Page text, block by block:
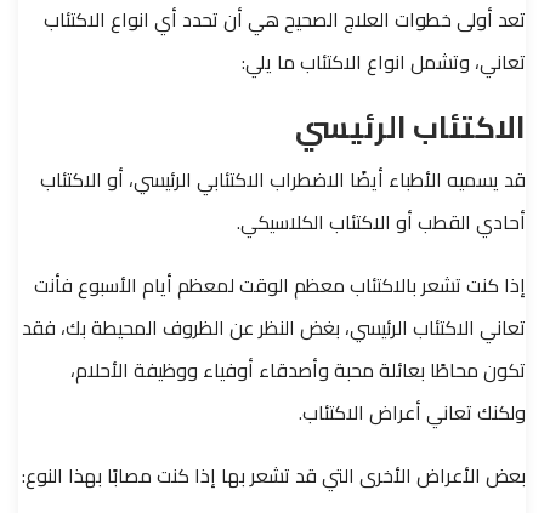
تعد أولى خطوات العلاج الصحيح هي أن تحدد أي انواع الاكتئاب
تعاني، وتشمل انواع الاكتئاب ما يلي:
الاكتئاب الرئيسي
قد يسميه الأطباء أيضًا الاضطراب الاكتئابي الرئيسي، أو الاكتئاب
أحادي القطب أو الاكتئاب الكلاسيكي.
إذا كنت تشعر بالاكتئاب معظم الوقت لمعظم أيام الأسبوع فأنت
تعاني الاكتئاب الرئيسي، بغض النظر عن الظروف المحيطة بك، فقد
تكون محاطًا بعائلة محبة وأصدقاء أوفياء ووظيفة الأحلام،
ولكنك تعاني أعراض الاكتئاب.
بعض الأعراض الأخرى التي قد تشعر بها إذا كنت مصابًا بهذا النوع: